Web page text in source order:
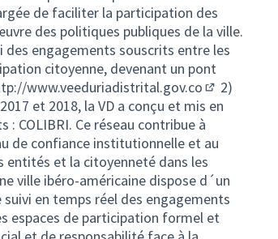
de faciliter la participation des
des politiques publiques de la ville.
des engagements souscrits entre les
citoyenne, devenant un pont
www.veeduriadistrital.gov.co
(External link)
2)
et 2018, la VD a conçu et mis en
: COLIBRI. Ce réseau contribue à
de confiance institutionnelle et au
entités et la citoyenneté dans les
ville ibéro-américaine dispose d´un
en temps réel des engagements
espaces de participation formel et